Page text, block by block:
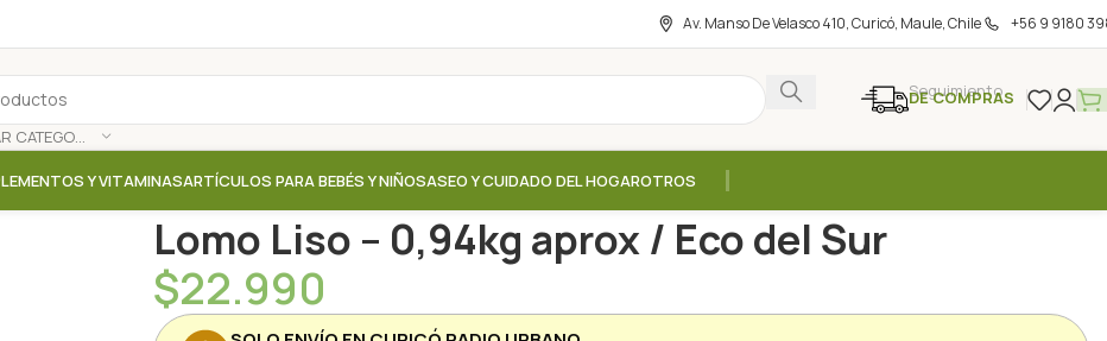
Av. Manso De Velasco 410, Curicó, Maule, Chile +56 9 9180
SELECCIONAR CATEGORÍA
Seguimiento
DE COMPRAS
Y VITAMINASARTÍCULOS PARA BEBÉS Y NIÑOSASEO Y CUIDADO DEL HOGAROTROS
Lomo Liso – 0,94kg aprox / Eco del Sur
$22.990